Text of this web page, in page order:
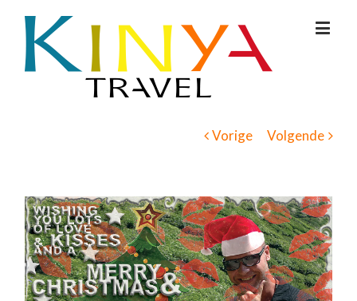
Vorige Volgende